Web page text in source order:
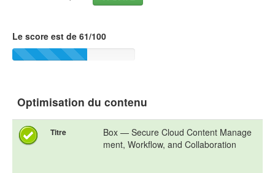
Le score est de 61/100
Optimisation du contenu
Titre
Box — Secure Cloud Content Manage
ment, Workflow, and Collaboration